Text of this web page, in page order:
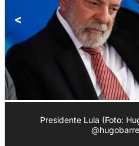
<
Presidente Lula (Foto: